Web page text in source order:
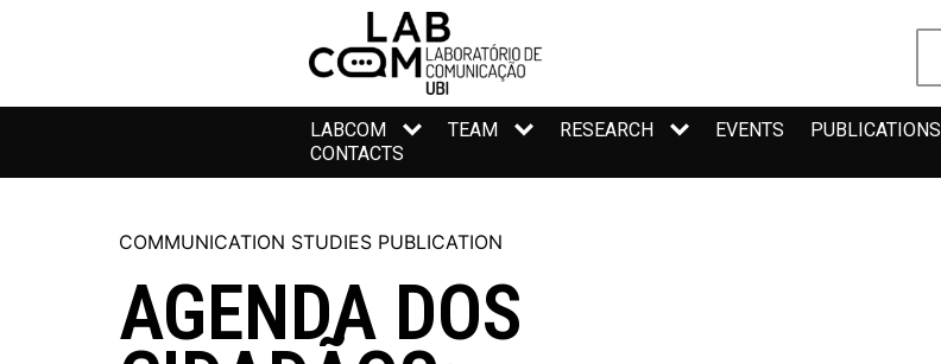
LABCOM TEAM RESEARCH EVENTS PUBLICATIONS
CONTACTS
COMMUNICATION STUDIES PUBLICATION
AGENDA DOS